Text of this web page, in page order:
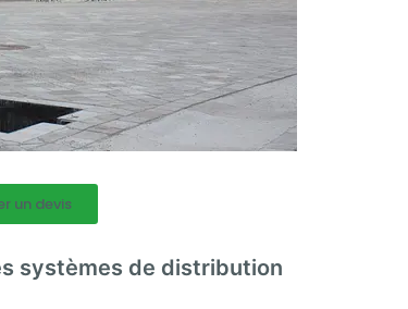
un devis
systèmes de distribution